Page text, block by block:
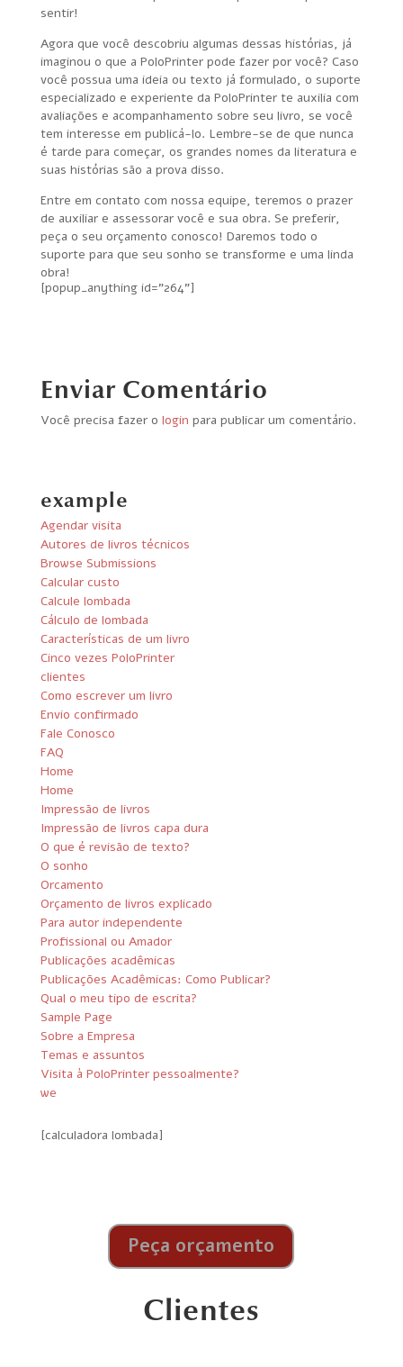
sentir!
Agora que você descobriu algumas dessas histórias, já
imaginou o que a PoloPrinter pode fazer por você? Caso
você possua uma ideia ou texto já formulado, o suporte
especializado e experiente da PoloPrinter te auxilia com
avaliações e acompanhamento sobre seu livro, se você
tem interesse em publicá-lo. Lembre-se de que nunca
é tarde para começar, os grandes nomes da literatura e
suas histórias são a prova disso.
Entre em contato com nossa equipe, teremos o prazer
de auxiliar e assessorar você e sua obra. Se preferir,
peça o seu orçamento conosco! Daremos todo o
suporte para que seu sonho se transforme e uma linda
obra!
[popup_anything id="264"]
Enviar Comentário
Você precisa fazer o login para publicar um comentário.
example
Agendar visita
Autores de livros técnicos
Browse Submissions
Calcular custo
Calcule lombada
Cálculo de lombada
Características de um livro
Cinco vezes PoloPrinter
clientes
Como escrever um livro
Envio confirmado
Fale Conosco
FAQ
Home
Home
Impressão de livros
Impressão de livros capa dura
O que é revisão de texto?
O sonho
Orcamento
Orçamento de livros explicado
Para autor independente
Profissional ou Amador
Publicações acadêmicas
Publicações Acadêmicas: Como Publicar?
Qual o meu tipo de escrita?
Sample Page
Sobre a Empresa
Temas e assuntos
Visita à PoloPrinter pessoalmente?
we
[calculadora lombada]
Peça orçamento
Clientes